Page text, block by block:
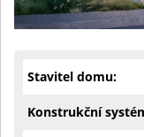
Stavitel domu:
Konstrukční